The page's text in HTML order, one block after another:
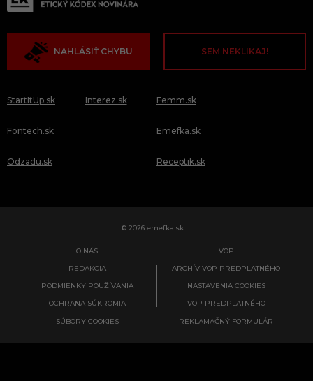
NAHLÁSIŤ CHYBU SEM NEKLIKAJ!
StartItUp.sk
Fontech.sk
Odzadu.sk
Interez.sk Femm.sk
Emefka.sk
Receptik.sk
© 2026 emefka.sk
O NÁS
REDAKCIA
PODMIENKY POUŽÍVANIA
OCHRANA SÚKROMIA
SÚBORY COOKIES
VOP
ARCHÍV VOP PREDPLATNÉHO
NASTAVENIA COOKIES
VOP PREDPLATNÉHO
REKLAMAČNÝ FORMULÁR